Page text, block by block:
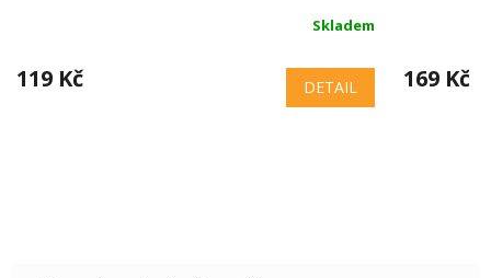
Skladem
119 Kč DETAIL 169 Kč